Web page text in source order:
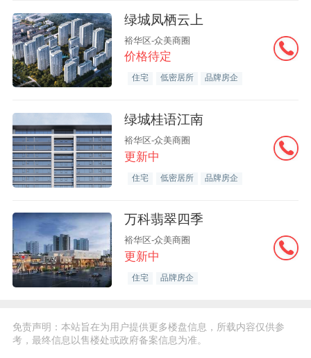
绿城凤栖云上
裕华区-众美商圈
价格待定
住宅 低密居所 品牌房企
绿城桂语江南
裕华区-众美商圈
更新中
住宅 低密居所 品牌房企
万科翡翠四季
裕华区-众美商圈
更新中
住宅 品牌房企
免责声明：本站旨在为用户提供更多楼盘信息，所载内容仅供参
考，最终信息以售楼处或政府备案信息为准。